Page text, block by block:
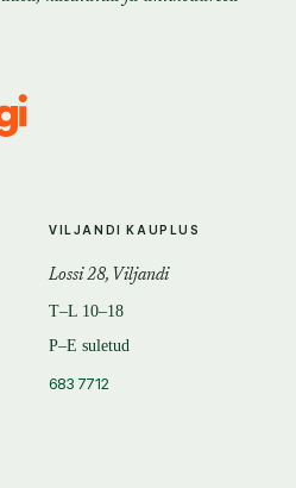
VILJANDI KAUPLUS
Lossi 28, Viljandi
T–L 10–18
P–E suletud
683 7712